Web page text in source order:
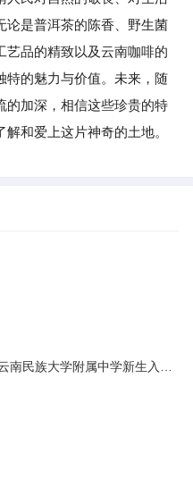
论是普洱茶的陈香、野生菌
艺品的精致以及云南咖啡的
特的魅力与价值。未来，随
的加深，相信这些珍贵的特
和爱上这片神奇的土地。